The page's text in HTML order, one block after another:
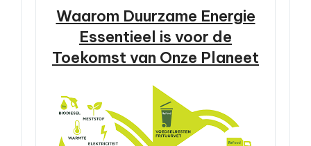
Waarom Duurzame Energie
Essentieel is voor de
Toekomst van Onze Planeet